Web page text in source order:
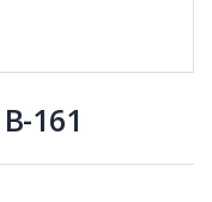
161
Uclu
Şerit